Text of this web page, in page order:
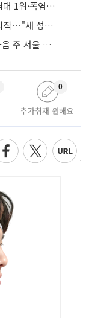
'40도 폭염' 뉴노멀 되나…올해 열대야 역대 1위·폭염일수 평년 3배 넘어
오세훈표 야간경제 '한강 밤핑' 다음 달 시작⋯"새 성장동력 만들 것"
'이중 고기압' 영향에 펄펄 끓는 주말…다음 주 서울 포함 서쪽이 더 덥다
추가취재 원해요
0